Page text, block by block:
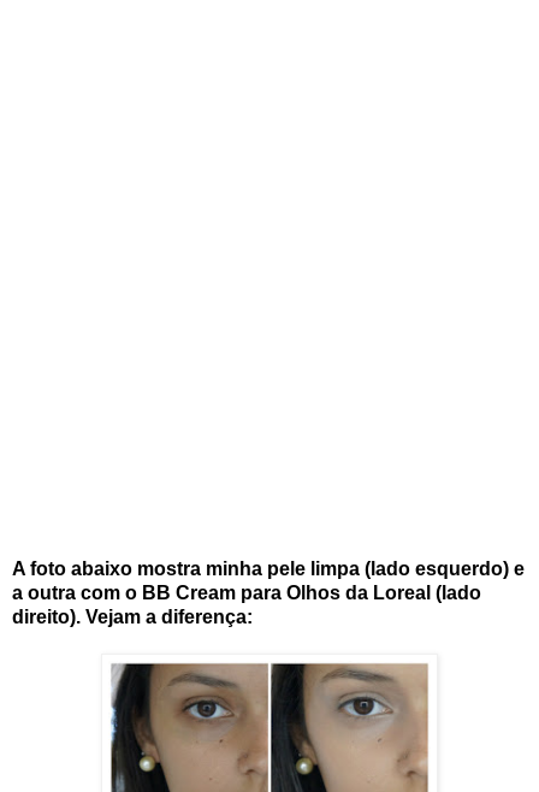
A foto abaixo mostra minha pele limpa (lado esquerdo) e
a outra com o BB Cream para Olhos da Loreal (lado
direito). Vejam a diferença: